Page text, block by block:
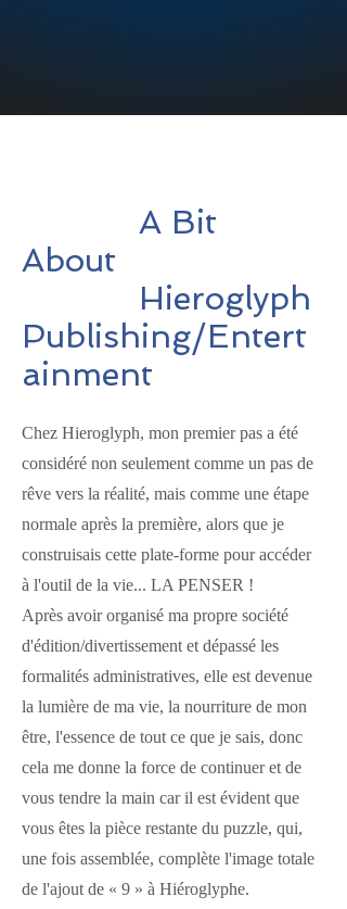
A Bit
About
Hieroglyph
Publishing/Entert
ainment
Chez Hieroglyph, mon premier pas a été
considéré non seulement comme un pas de
rêve vers la réalité, mais comme une étape
normale après la première, alors que je
construisais cette plate-forme pour accéder
à l'outil de la vie... LA PENSER !
Après avoir organisé ma propre société
d'édition/divertissement et dépassé les
formalités administratives, elle est devenue
la lumière de ma vie, la nourriture de mon
être, l'essence de tout ce que je sais, donc
cela me donne la force de continuer et de
vous tendre la main car il est évident que
vous êtes la pièce restante du puzzle, qui,
une fois assemblée, complète l'image totale
de l'ajout de « 9 » à Hiéroglyphe.